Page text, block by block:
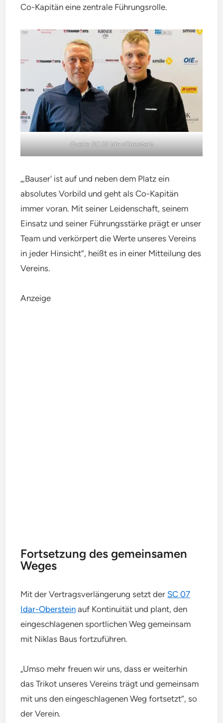
Co-Kapitän eine zentrale Führungsrolle.
Quelle: SC 07Idar-Oberstein
„‚Bauser‘ ist auf und neben dem Platz ein
absolutes Vorbild und geht als Co-Kapitän
immer voran. Mit seiner Leidenschaft, seinem
Einsatz und seiner Führungsstärke prägt er unser
Team und verkörpert die Werte unseres Vereins
in jeder Hinsicht“, heißt es in einer Mitteilung des
Vereins.
Anzeige
Fortsetzung des gemeinsamen
Weges
Mit der Vertragsverlängerung setzt der SC 07
Idar-Oberstein auf Kontinuität und plant, den
eingeschlagenen sportlichen Weg gemeinsam
mit Niklas Baus fortzuführen.
„Umso mehr freuen wir uns, dass er weiterhin
das Trikot unseres Vereins trägt und gemeinsam
mit uns den eingeschlagenen Weg fortsetzt“, so
der Verein.